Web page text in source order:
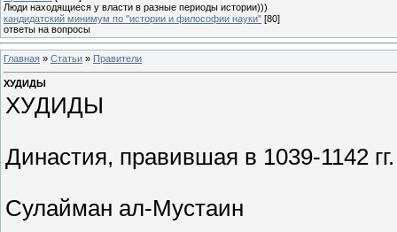
Люди находящиеся у власти в разные периоды истории)))
кандидатский минимум по "истории и философии науки" [80]
ответы на вопросы
Главная » Статьи » Правители
ХУДИДЫ
ХУДИДЫ
Династия, правившая в 1039-1142
Сулайман ал-Мустаин